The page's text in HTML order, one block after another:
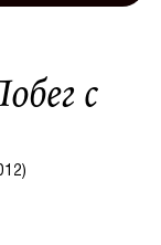
с